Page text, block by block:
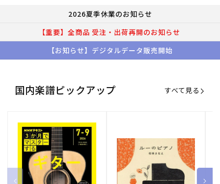
2026夏季休業のお知らせ
【重要】全商品 受注・出荷再開のお知らせ
【お知らせ】デジタルデータ販売開始
国内楽譜ピックアップ すべて見る